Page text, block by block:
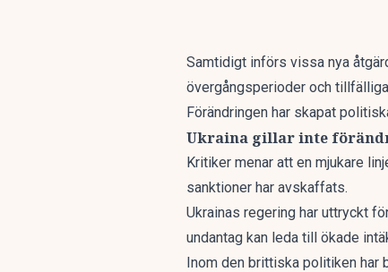
Samtidigt införs vissa nya
övergångsperioder och
Förändringen har skapat
Ukraina gillar inte
Kritiker menar att en mjukare
sanktioner har avskaffats.
Ukrainas regering har uttryckt
undantag kan leda till ökade
Inom den brittiska politiken har